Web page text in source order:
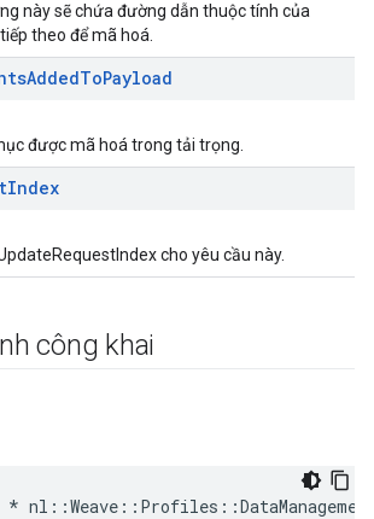
này sẽ chứa đường dẫn thuộc tính của
theo để mã hoá.
AddedToPayload
được mã hoá trong tải trọng.
Index
cho yêu cầu này.
công khai
*